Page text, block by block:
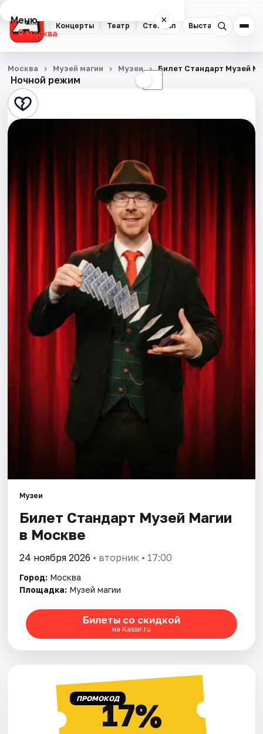
Концерты Театр Стендап Выставки
Меню ×
Москва
Концерты
Театр
Стендап
Города
Ночной режим ☾
Москва Музей магии Музеи Билет Стандарт Музей
Музеи
Билет Стандарт Музей Магии
в Москве
24 ноября 2026 • вторник • 17:00
Город: Москва
Площадка: Музей магии
Билеты со скидкой
на Kassir.ru
ПРОМОКОД17%